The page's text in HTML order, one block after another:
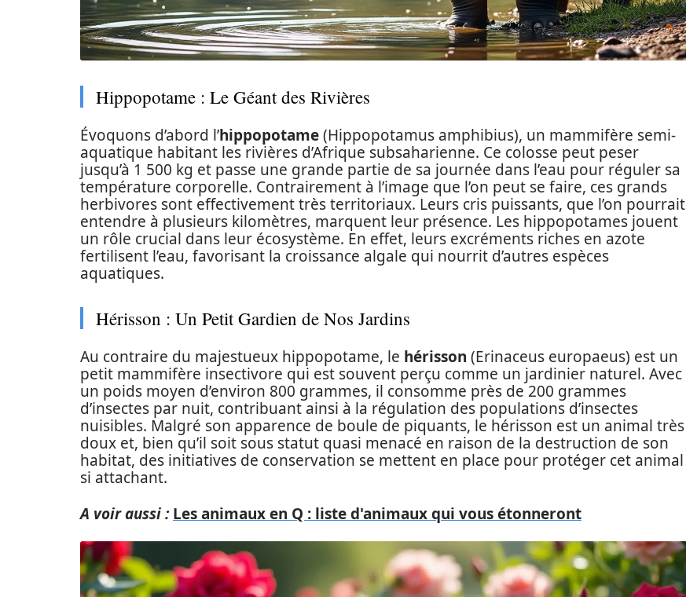
Hippopotame : Le Géant des Rivières
Évoquons d’abord l’hippopotame(Hippopotamus amphibius), un mammifère semi-
aquatique habitant les rivières d’Afrique subsaharienne. Ce colosse peut peser
jusqu’à 1 500 kg et passe une grande partie de sa journée dans l’eau pour réguler sa
température corporelle. Contrairement à l’image que l’on peut se faire, ces grands
herbivores sont effectivement très territoriaux. Leurs cris puissants, que l’on pourrait
entendre à plusieurs kilomètres, marquent leur présence. Les hippopotames jouent
un rôle crucial dans leur écosystème. En effet, leurs excréments riches en azote
fertilisent l’eau, favorisant la croissance algale qui nourrit d’autres espèces
aquatiques.
Hérisson : Un Petit Gardien de Nos Jardins
Au contraire du majestueux hippopotame, le hérisson (Erinaceus europaeus) est un
petit mammifère insectivore qui est souvent perçu comme un jardinier naturel. Avec
un poids moyen d’environ 800 grammes, il consomme près de 200 grammes
d’insectes par nuit, contribuant ainsi à la régulation des populations d’insectes
nuisibles. Malgré son apparence de boule de piquants, le hérisson est un animal très
doux et, bien qu’il soit sous statut quasi menacé en raison de la destruction de son
habitat, des initiatives de conservation se mettent en place pour protéger cet animal
si attachant.
A voir aussi : Les animaux en Q : liste d'animaux qui vous étonneront